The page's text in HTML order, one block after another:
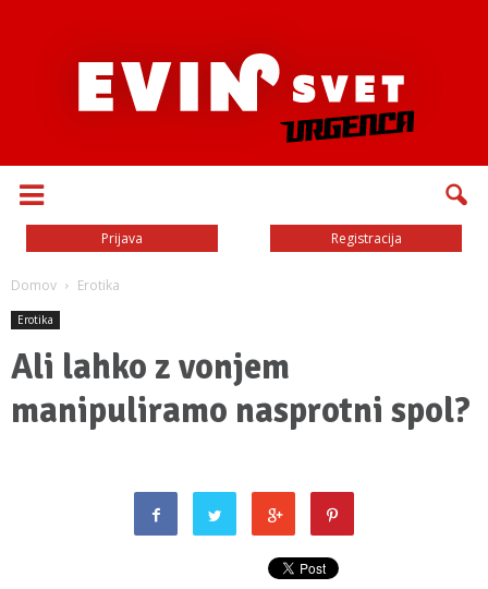
Prijava Registracija
Domov Erotika
Erotika
Ali lahko z vonjem
manipuliramo nasprotni spol?